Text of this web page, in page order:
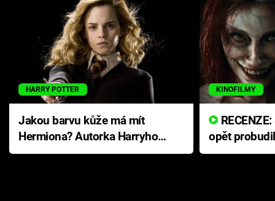
HARRY POTTER
Jakou barvu kůže má mít
Hermiona? Autorka Harryho
Pottera přišla s ráznou
KINOFILMY
opět
přichází s